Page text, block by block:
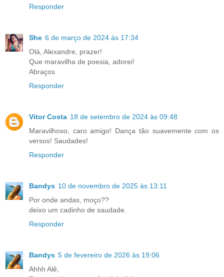
Responder
She 6 de março de 2024 às 17:34
Olá, Alexandre, prazer!
Que maravilha de poesia, adorei!
Abraços
Responder
Vitor Costa 18 de setembro de 2024 às 09:48
Maravilhoso, caro amigo! Dança tão suavemente com os
versos! Saudades!
Responder
Bandys 10 de novembro de 2025 às 13:11
Por onde andas, moço??
deixo um cadinho de saudade.
Responder
Bandys 5 de fevereiro de 2026 às 19:06
Ahhh Alê,